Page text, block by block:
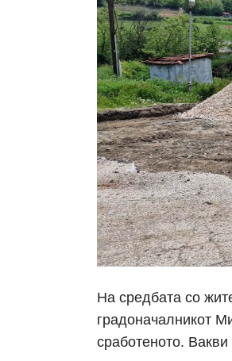
На средбата со
градоначалникот
сработеното.